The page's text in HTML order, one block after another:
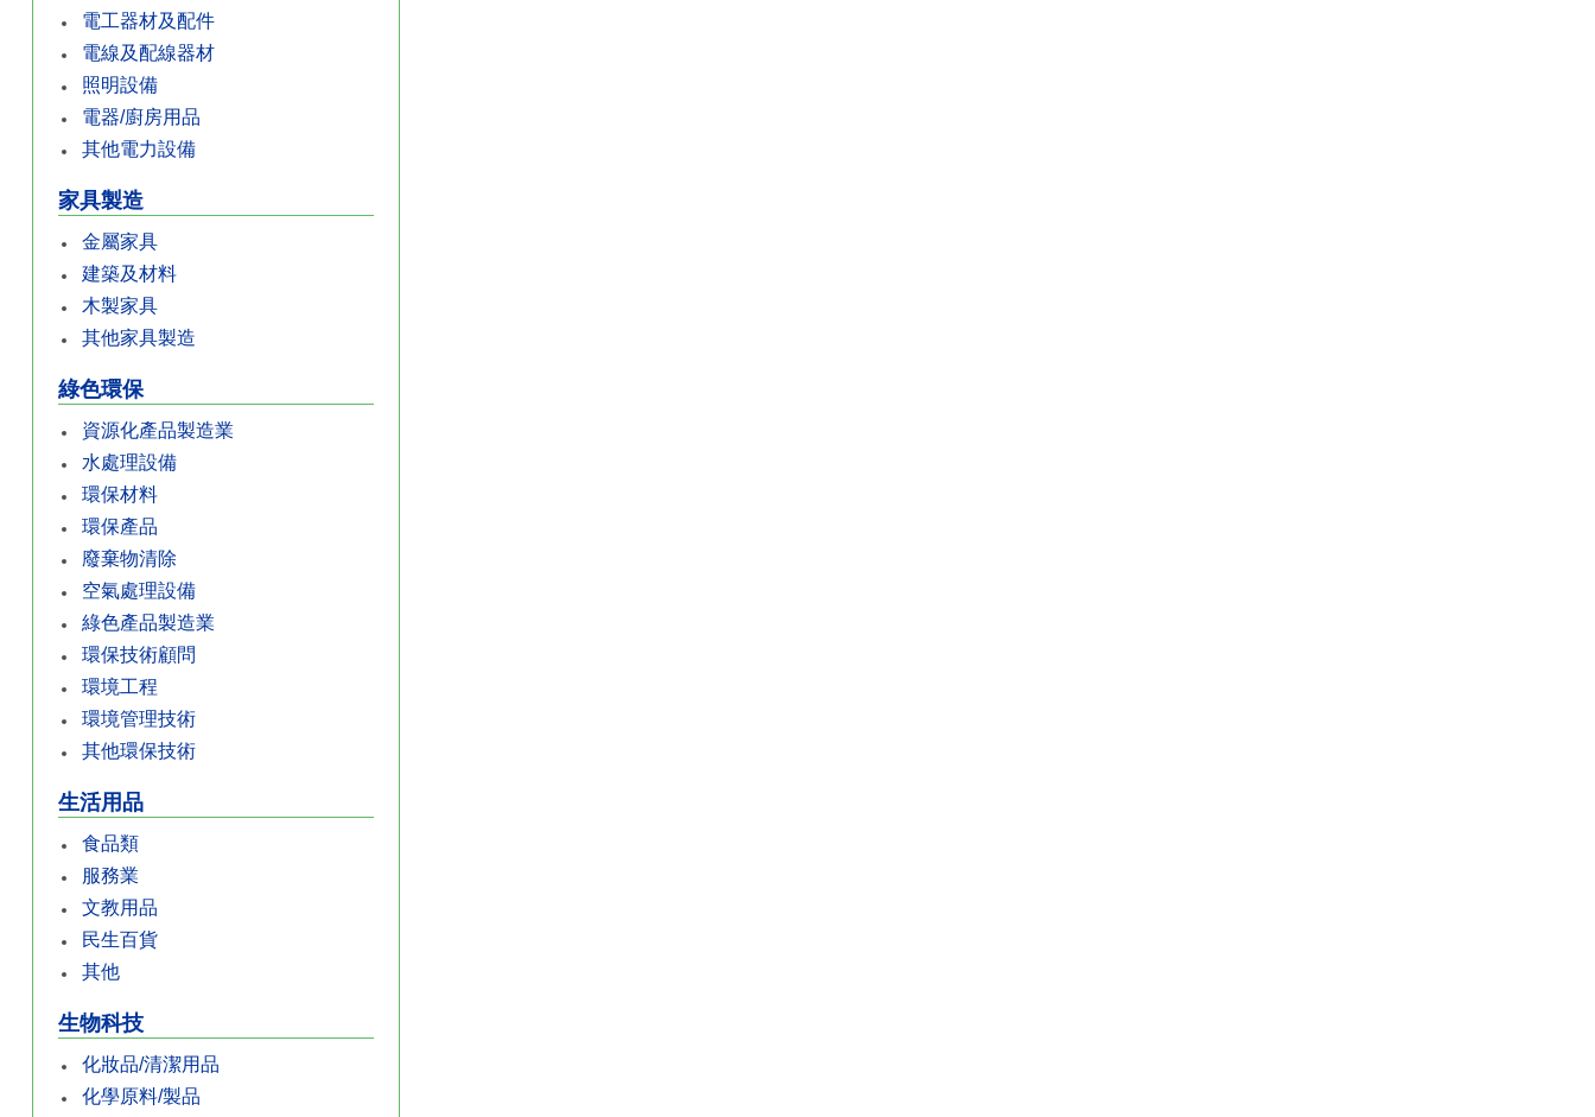
電工器材及配件
電線及配線器材
照明設備
電器/廚房用品
其他電力設備
家具製造
金屬家具
建築及材料
木製家具
其他家具製造
綠色環保
資源化產品製造業
水處理設備
環保材料
環保產品
廢棄物清除
空氣處理設備
綠色產品製造業
環保技術顧問
環境工程
環境管理技術
其他環保技術
生活用品
食品類
服務業
文教用品
民生百貨
其他
生物科技
化妝品/清潔用品
化學原料/製品